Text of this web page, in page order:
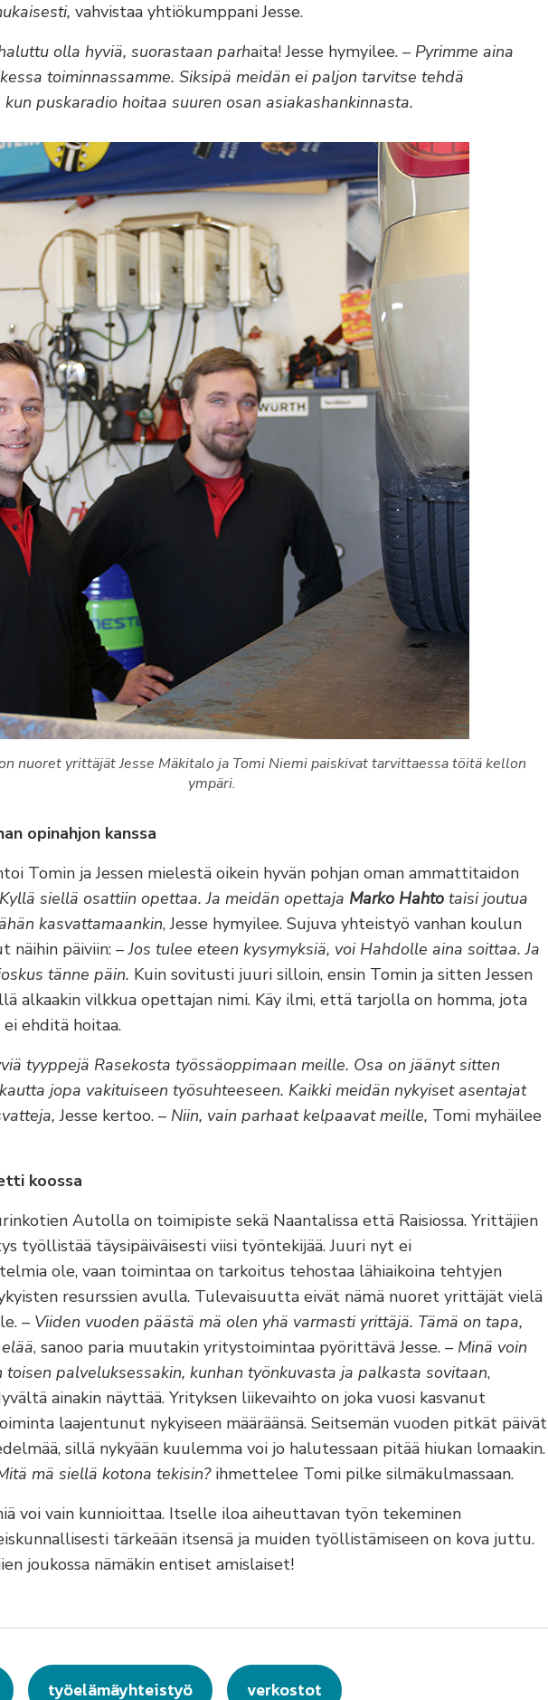
vahvistaa yhtiökumppani Jesse.
olla hyviä, suorastaan parhaita! Jesse hymyilee. – Pyrimme aina
toiminnassamme. Siksipä meidän ei paljon tarvitse tehdä
puskaradio hoitaa suuren osan asiakashankinnasta.
nuoret yrittäjät Jesse Mäkitalo ja Tomi Niemi paiskivat tarvittaessa töitä kellon
ympäri.
opinahjon kanssa
Tomin ja Jessen mielestä oikein hyvän pohjan oman ammattitaidon
siellä osattiin opettaa. Ja meidän opettaja Marko Hahto taisi joutua
kasvattamaankin, Jesse hymyilee. Sujuva yhteistyö vanhan koulun
näihin päiviin: – Jos tulee eteen kysymyksiä, voi Hahdolle aina soittaa. Ja
tänne päin. Kuin sovitusti juuri silloin, ensin Tomin ja sitten Jessen
alkaakin vilkkua opettajan nimi. Käy ilmi, että tarjolla on homma, jota
ehditä hoitaa.
tyyppejä Rasekosta työssäoppimaan meille. Osa on jäänyt sitten
jopa vakituiseen työsuhteeseen. Kaikki meidän nykyiset asentajat
Jesse kertoo. – Niin, vain parhaat kelpaavat meille, Tomi myhäilee
koossa
Autolla on toimipiste sekä Naantalissa että Raisiossa. Yrittäjien
työllistää täysipäiväisesti viisi työntekijää. Juuri nyt ei
ole, vaan toimintaa on tarkoitus tehostaa lähiaikoina tehtyjen
resurssien avulla. Tulevaisuutta eivät nämä nuoret yrittäjät vielä
– Viiden vuoden päästä mä olen yhä varmasti yrittäjä. Tämä on tapa,
, sanoo paria muutakin yritystoimintaa pyörittävä Jesse. – Minä voin
toisen palveluksessakin, kunhan työnkuvasta ja palkasta sovitaan,
ainakin näyttää. Yrityksen liikevaihto on joka vuosi kasvanut
laajentunut nykyiseen määräänsä. Seitsemän vuoden pitkät päivät
sillä nykyään kuulemma voi jo halutessaan pitää hiukan lomaakin.
mä siellä kotona tekisin?ihmettelee Tomi pilke silmäkulmassaan.
voi vain kunnioittaa. Itselle iloa aiheuttavan työn tekeminen
tärkeään itsensä ja muiden työllistämiseen on kova juttu.
joukossa nämäkin entiset amislaiset!
työelämäyhteistyö verkostot